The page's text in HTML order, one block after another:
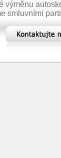
výměnu
smluvními